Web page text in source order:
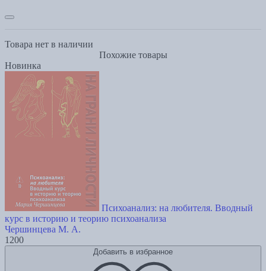
Товара нет в наличии
Похожие товары
Новинка
Психоанализ: на любителя. Вводный
курс в историю и теорию психоанализа
Чершинцева М. А.
1200
Добавить в избранное